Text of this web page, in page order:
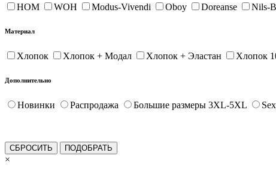
HOM WOH Modus-Vivendi Oboy Doreanse Nils-
Материал
Хлопок Хлопок + Модал Хлопок + Эластан Хлопок
Дополнительно
Новинки Распродажа Большие размеры 3XL-5XL
×